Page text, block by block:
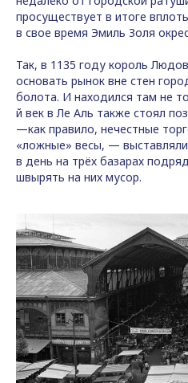
просуществует в итоге
в свое время Эмиль Золя
Так, в 1135 году король
основать рынок вне стен
болота. И находился там не
й век в Ле Аль также стоял
—как правило, нечестные
«ложные» весы, —
в день на трёх базарах
швырять на них мусор.